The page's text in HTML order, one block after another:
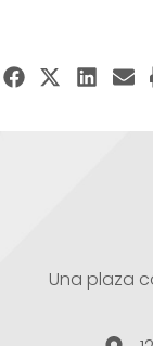
Una plaza